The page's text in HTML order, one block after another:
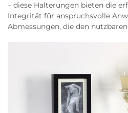
– diese Halterungen bieten die
Integrität für anspruchsvolle
Abmessungen, die den